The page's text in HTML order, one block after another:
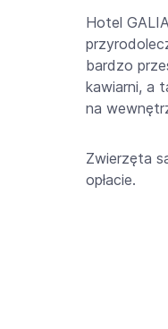
Hotel
bardzo
kawiarni, a
na
Zwierzęta
opłacie.